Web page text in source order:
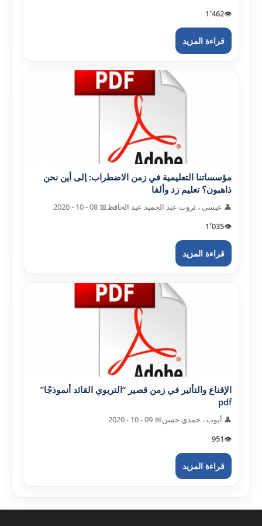
👁️1٬462
قراءة المزيد
مؤسساتنا التعليمية في زمن الاضطراب: إلى أين نحن
ذاهبون؟ تعليم زد وألفا
👤 عيسى ، ثروت عبد الحميد عبد الحافظ📅 08 - 10 - 2020
👁️1٬035
قراءة المزيد
الإقناع والتأثير في زمن قصير “التربوي القائد أنموذجًا”
pdf
👤 أيوب ، حمدي حسن📅 09 - 10 - 2020
👁️
951
قراءة المزيد